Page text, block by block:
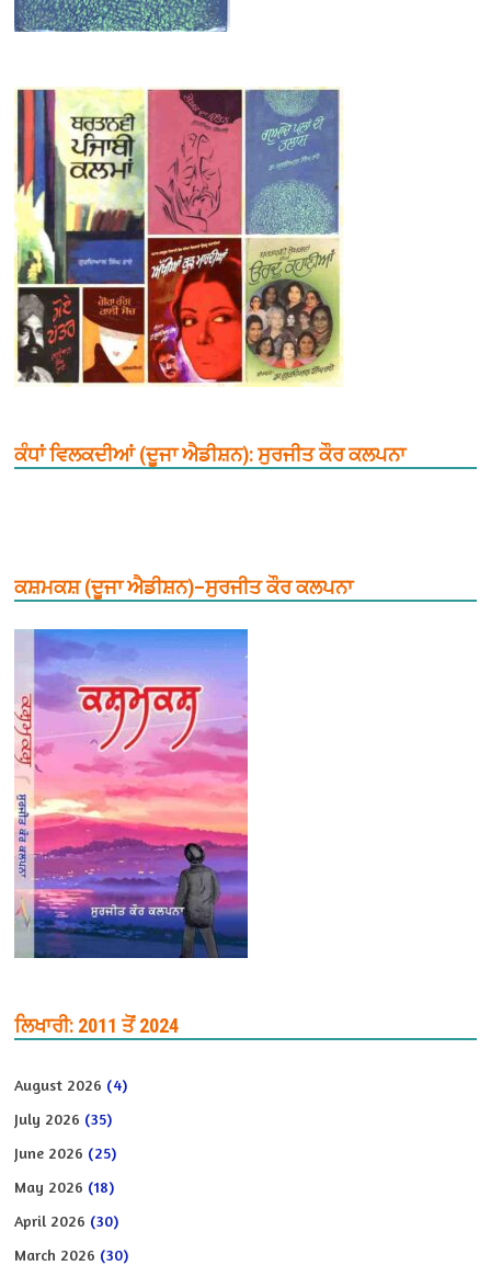
ਕੰਧਾਂ ਵਿਲਕਦੀਆਂ (ਦੂਜਾ ਐਡੀਸ਼ਨ): ਸੁਰਜੀਤ ਕੌਰ ਕਲਪਨਾ
ਕਸ਼ਮਕਸ਼ (ਦੂਜਾ ਐਡੀਸ਼ਨ)–ਸੁਰਜੀਤ ਕੌਰ ਕਲਪਨਾ
ਲਿਖਾਰੀ: 2011 ਤੋਂ 2024
August 2026 (4)
July 2026 (35)
June 2026 (25)
May 2026 (18)
April 2026 (30)
March 2026 (30)